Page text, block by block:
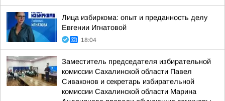
Лица избиркома: опыт и преданность делу
Евгении Игнатовой
18:04
Заместитель председателя избирательной
комиссии Сахалинской области Павел
Сиваконов и секретарь избирательной
комиссии Сахалинской области Марина